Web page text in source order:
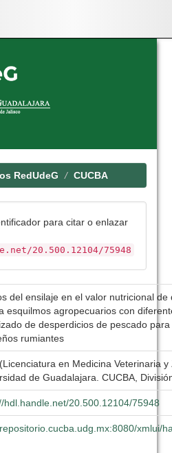
RedUdeG CUCBA
para citar o enlazar
20.500.12104/75948
del ensilaje en el valor nutricional
esquilmos agropecuarios con
de desperdicios de pescado
rumiantes
en Medicina Veterinaria
de Guadalajara. CUCBA,
hdl.handle.net/20.500.12104/75948
xmlui/